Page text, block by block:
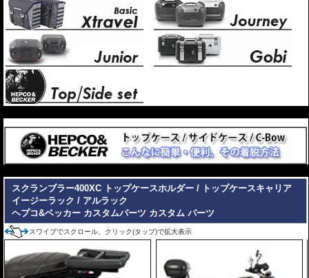
スクランブラー400XC トップケースホルダー / トップケースキャリア
イージーラック / アルラック
ヘプコ&ベッカー カスタムパーツ カスタム パーツ
スワイプでスクロール、クリック(タップ)で拡大表示